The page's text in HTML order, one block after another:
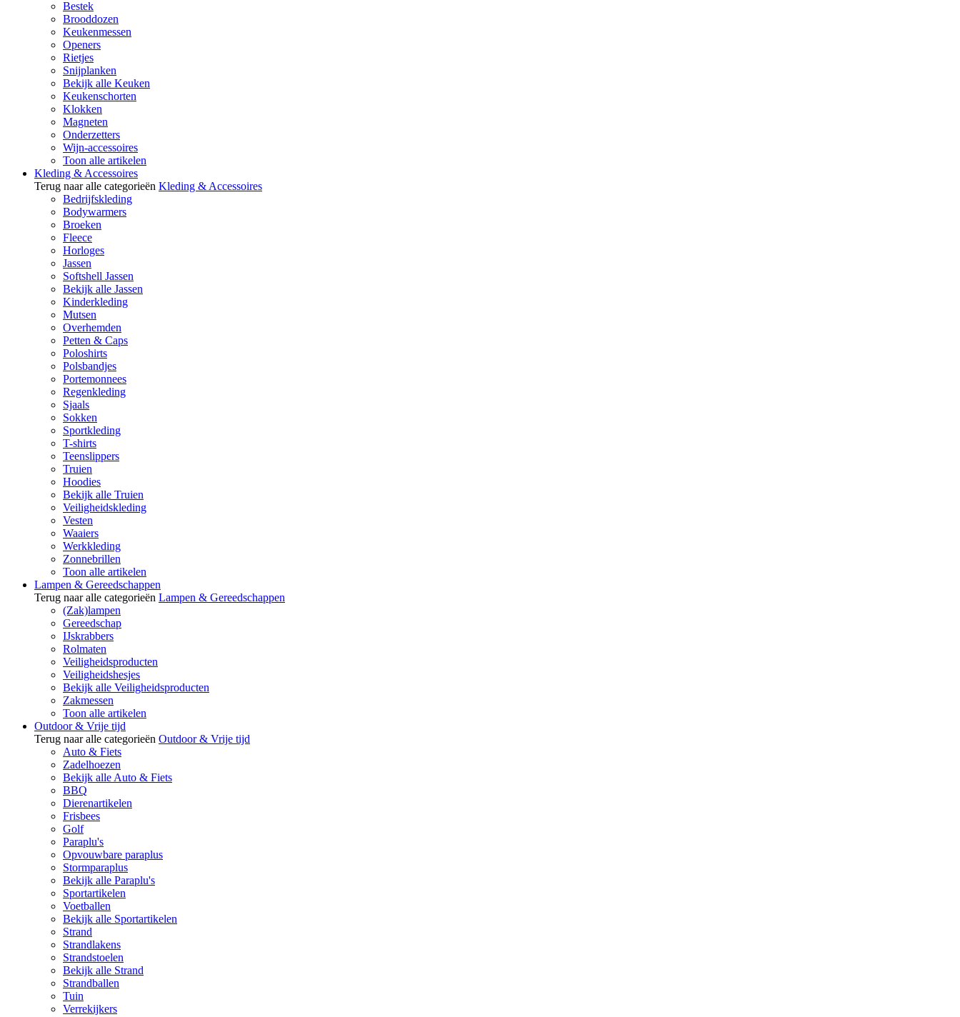
Bestek
Brooddozen
Keukenmessen
Openers
Rietjes
Snijplanken
Bekijk alle Keuken
Keukenschorten
Klokken
Magneten
Onderzetters
Wijn-accessoires
Toon alle artikelen
Kleding & Accessoires
Terug naar alle categorieën Kleding & Accessoires
Bedrijfskleding
Bodywarmers
Broeken
Fleece
Horloges
Jassen
Softshell Jassen
Bekijk alle Jassen
Kinderkleding
Mutsen
Overhemden
Petten & Caps
Poloshirts
Polsbandjes
Portemonnees
Regenkleding
Sjaals
Sokken
Sportkleding
T-shirts
Teenslippers
Truien
Hoodies
Bekijk alle Truien
Veiligheidskleding
Vesten
Waaiers
Werkkleding
Zonnebrillen
Toon alle artikelen
Lampen & Gereedschappen
Terug naar alle categorieën Lampen & Gereedschappen
(Zak)lampen
Gereedschap
IJskrabbers
Rolmaten
Veiligheidsproducten
Veiligheidshesjes
Bekijk alle Veiligheidsproducten
Zakmessen
Toon alle artikelen
Outdoor & Vrije tijd
Terug naar alle categorieën Outdoor & Vrije tijd
Auto & Fiets
Zadelhoezen
Bekijk alle Auto & Fiets
BBQ
Dierenartikelen
Frisbees
Golf
Paraplu's
Opvouwbare paraplus
Stormparaplus
Bekijk alle Paraplu's
Sportartikelen
Voetballen
Bekijk alle Sportartikelen
Strand
Strandlakens
Strandstoelen
Bekijk alle Strand
Strandballen
Tuin
Verrekijkers